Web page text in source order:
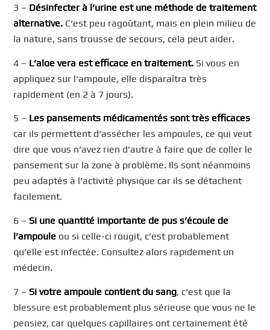
3 – Désinfecter à l’urine est une méthode de traitement
alternative. C’est peu ragoûtant, mais en plein milieu de
la nature, sans trousse de secours, cela peut aider.
4 – L’aloe vera est efficace en traitement. Si vous en
appliquez sur l’ampoule, elle disparaîtra très
rapidement (en 2 à 7 jours).
5 – Les pansements médicamentés sont très efficaces
car ils permettent d’assécher les ampoules, ce qui veut
dire que vous n’avez rien d’autre à faire que de coller le
pansement sur la zone à problème. Ils sont néanmoins
peu adaptés à l’activité physique car ils se détachent
facilement.
6 – Si une quantité importante de pus s’écoule de
l’ampoule ou si celle-ci rougit, c’est probablement
qu’elle est infectée. Consultez alors rapidement un
médecin.
7 – Si votre ampoule contient du sang, c’est que la
blessure est probablement plus sérieuse que vous ne le
pensiez, car quelques capillaires ont certainement été